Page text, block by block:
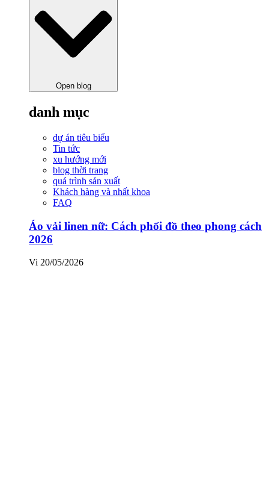
Open blog
danh mục
dự án tiêu biểu
Tin tức
xu hướng mới
blog thời trang
quá trình sản xuất
Khách hàng và nhất khoa
FAQ
Áo vải linen nữ: Cách phối đồ theo phong cách
2026
Vi 20/05/2026